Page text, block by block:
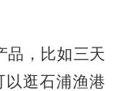
，比如三天
以逛石浦渔港